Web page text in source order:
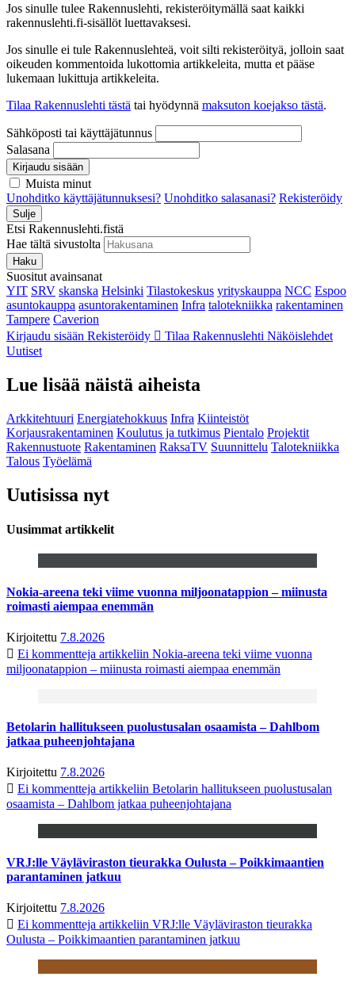
Jos sinulle tulee Rakennuslehti, rekisteröitymällä saat kaikki
rakennuslehti.fi-sisällöt luettavaksesi.
Jos sinulle ei tule Rakennuslehteä, voit silti rekisteröityä, jolloin saat
oikeuden kommentoida lukottomia artikkeleita, mutta et pääse
lukemaan lukittuja artikkeleita.
Tilaa Rakennuslehti tästä tai hyödynnä maksuton koejakso tästä.
Sähköposti tai käyttäjätunnus
Salasana
Kirjaudu sisään
Muista minut
Unohditko käyttäjätunnuksesi? Unohditko salasanasi? Rekisteröidy
Sulje
Etsi Rakennuslehti.fistä
Hae tältä sivustolta
Haku
Suositut avainsanat
YIT SRV skanska Helsinki Tilastokeskus yrityskauppa NCC Espoo
asuntokauppa asuntorakentaminen Infra talotekniikka rakentaminen
Tampere Caverion
Kirjaudu sisään Rekisteröidy Tilaa Rakennuslehti Näköislehdet
Uutiset
Lue lisää näistä aiheista
Arkkitehtuuri Energiatehokkuus Infra Kiinteistöt
Korjausrakentaminen Koulutus ja tutkimus Pientalo Projektit
Rakennustuote Rakentaminen RaksaTV Suunnittelu Talotekniikka
Talous Työelämä
Uutisissa nyt
Uusimmat artikkelit
Nokia-areena teki viime vuonna miljoonatappion – miinusta
roimasti aiempaa enemmän
Kirjoitettu 7.8.2026
Ei kommentteja artikkeliin Nokia-areena teki viime vuonna
miljoonatappion – miinusta roimasti aiempaa enemmän
Betolarin hallitukseen puolustusalan osaamista – Dahlbom
jatkaa puheenjohtajana
Kirjoitettu 7.8.2026
Ei kommentteja artikkeliin Betolarin hallitukseen puolustusalan
osaamista – Dahlbom jatkaa puheenjohtajana
VRJ:lle Väyläviraston tieurakka Oulusta – Poikkimaantien
parantaminen jatkuu
Kirjoitettu 7.8.2026
Ei kommentteja artikkeliin VRJ:lle Väyläviraston tieurakka
Oulusta – Poikkimaantien parantaminen jatkuu